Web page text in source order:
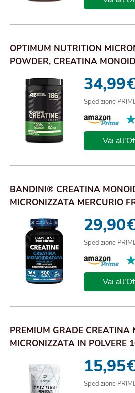
OPTIMUM NUTRITION
POWDER, CREATINA
34,99
Spedizione
Vai
BANDINI® CREATINA
MICRONIZZATA MERCURIO
29,90
Spedizione
Vai
PREMIUM GRADE CREATINA
MICRONIZZATA IN POLVERE
15,95
Spedizione